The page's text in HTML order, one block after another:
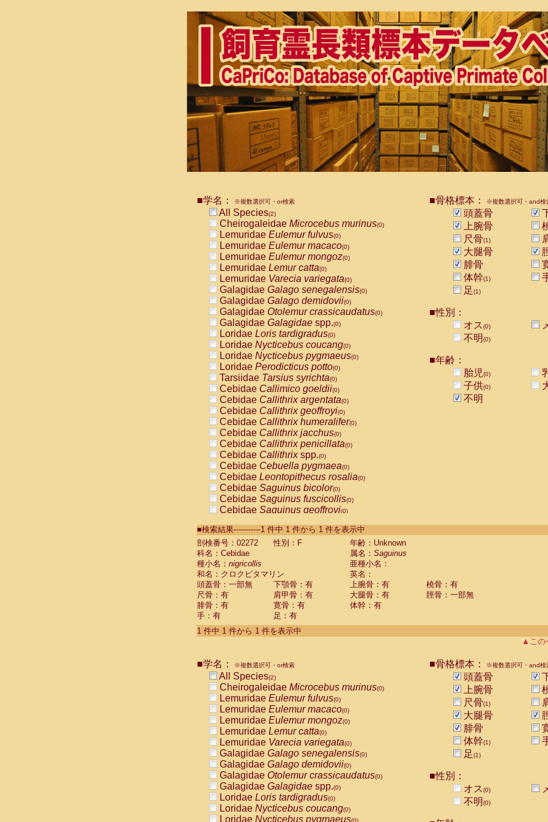
■学名： ※複数選択可・or検索
All Species(2)
Cheirogaleidae Microcebus murinus(0)
Lemuridae Eulemur fulvus(0)
Lemuridae Eulemur macaco(0)
Lemuridae Eulemur mongoz(0)
Lemuridae Lemur catta(0)
Lemuridae Varecia variegata(0)
Galagidae Galago senegalensis(0)
Galagidae Galago demidovii(0)
Galagidae Otolemur crassicaudatus(0)
Galagidae Galagidae spp.(0)
Loridae Loris tardigradus(0)
Loridae Nycticebus coucang(0)
Loridae Nycticebus pygmaeus(0)
Loridae Perodicticus potto(0)
Tarsiidae Tarsius syrichta(0)
Cebidae Callimico goeldii(0)
Cebidae Callithrix argentata(0)
Cebidae Callithrix geoffroyi(0)
Cebidae Callithrix humeralifer(0)
Cebidae Callithrix jacchus(0)
Cebidae Callithrix penicillata(0)
Cebidae Callithrixspp.(0)
Cebidae Cebuella pygmaea(0)
Cebidae Leontopithecus rosalia(0)
Cebidae Saguinus bicolor(0)
Cebidae Saguinus fuscicollis(0)
Cebidae Saguinus geoffroyi(0)
CebidaeSaguinus labiatus(0)
Cebidae Saguinus leucopus (0)
Cebidae
CebidaeSaguinus mystax
CebidaeSaguinus nigricollis (1)
Cebidae Saguinus oedipus
Cebidae Saguinus weddelli
Cebidae Saguinusspp.
Cebidae Aotus trivirgatus
Cebidae Cebus albifrons
CebidaeCebus nigrivittatus
CebidaeCebus
CebidaeSaimiri boliviensis(0)
CebidaeSaimiri sciureus(0)
AtelidaeAlouatta caraya(0)
AtelidaeAlouatta fusca(0)
AtelidaeAlouatta seniculus
AtelidaeAlouattaspp.(0)
AtelidaeAteles belzebuth(0)
AtelidaeAteles geoffroyi(0)
AtelidaeAteles paniscus(0)
AtelidaeAtelesspp.(0)
Atelidae Lagothrix lagothricha
AtelidaeLagothrix lagothricha cana
PitheciidaeCacajao calvus rubicundus
■骨格標本： ※複数選択可・and検
頭蓋骨
上腕骨
尺骨(1)
大腿骨
腓骨
体幹(1)
足(1)
■性別：
オス(0)
不明(0)
■年齢：
胎児(0)
子供(0)
不明
■検索結果-----------1 件中 1 件から 1 件を表示中
剖検番号：02272
性別：F
年齢：Unknown
科名：Cebidae
属名： Saguinus
種小名： nigricollis
亜種小名：
和名：クロクビタマリン
英名：
頭蓋骨：一部無
下顎骨：有 上腕骨：有
橈骨：有
尺骨：有
肩甲骨：有 大腿骨：有
脛骨：一部無
腓骨：有
寛骨：有
体幹：有
手：有
足：有
1 件中 1 件から 1 件を表示中
▲この
■学名： ※複数選択可・or検索
All Species(2)
Cheirogaleidae Microcebus murinus(0)
Lemuridae Eulemur fulvus(0)
Lemuridae Eulemur macaco(0)
Lemuridae Eulemur mongoz(0)
Lemuridae Lemur catta(0)
Lemuridae Varecia variegata(0)
Galagidae Galago senegalensis(0)
Galagidae Galago demidovii(0)
Galagidae Otolemur crassicaudatus(0)
Galagidae Galagidae spp.(0)
Loridae Loris tardigradus(0)
Loridae Nycticebus coucang(0)
Loridae Nycticebus pygmaeus(0)
■骨格標本： ※複数選択可・and検
頭蓋骨
上腕骨
尺骨(1)
大腿骨
腓骨
体幹(1)
足(1)
■性別：
オス(0)
不明(0)